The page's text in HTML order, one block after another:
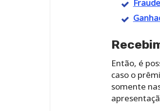
Então, é
caso o
somente